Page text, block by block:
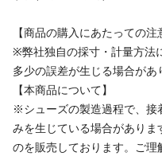
【商品の購入にあたっての注
※弊社独自の採寸・計量方法
多少の誤差が生じる場合があ
【本商品について】
※シューズの製造過程で、接
みを生じている場合があり
のを販売しております。ご